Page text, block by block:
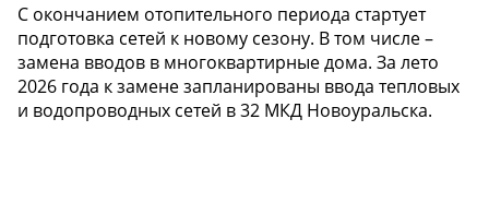
С окончанием отопительного периода стартует
подготовка сетей к новому сезону. В том числе –
замена вводов в многоквартирные дома. За лето
2026 года к замене запланированы ввода тепловых
и водопроводных сетей в 32 МКД Новоуральска.